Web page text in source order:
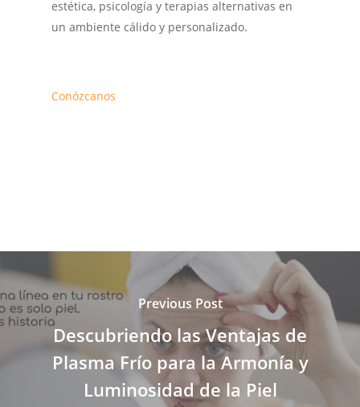
estética, psicología y terapias alternativas en
un ambiente cálido y personalizado.
Conózcanos
Previous Post
Descubriendo las Ventajas de
Plasma Frío para la Armonía y
Luminosidad de la Piel